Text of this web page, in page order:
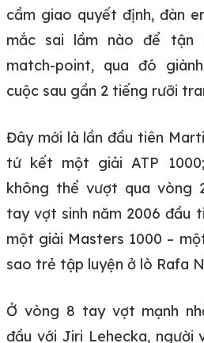
cầm giao quyết định, đàn
mắc sai lầm nào để tận
match-point, qua đó
cuộc sau gần 2 tiếng rưỡi
Đây mới là lần đầu tiên
tứ kết một giải ATP
không thể vượt qua vòng
tay vợt sinh năm 2006 đầu
một giải Masters 1000 –
sao trẻ tập luyện ở lò Rafa
Ở vòng 8 tay vợt mạnh
đầu với Jiri Lehecka, người